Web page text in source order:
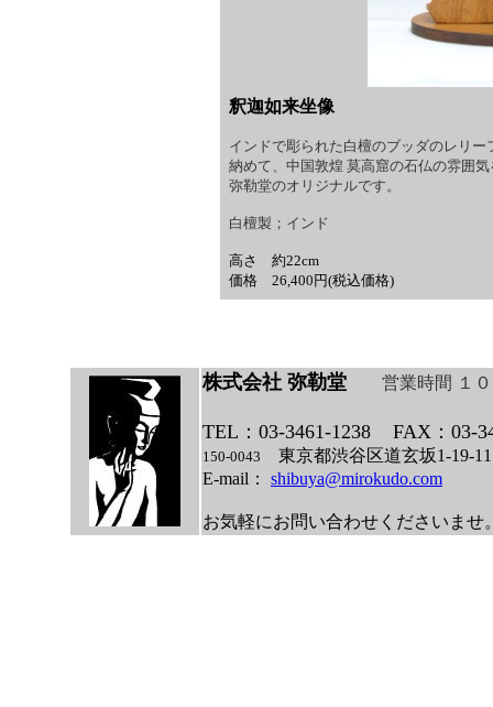
釈迦如来坐像
インドで彫られた白檀のブッダのレリ
納めて、中国敦煌 莫高窟の石仏の雰囲
弥勒堂のオリジナルです。
白檀製；インド
高さ 約22cm
価格 26,400円(税込価格)
株式会社 弥勒堂 営業時間 １
TEL：03-3461-1238 FAX：03-
150-0043
東京都渋谷区道玄坂1-
E-mail： shibuya@mirokudo.com
お気軽にお問い合わせくださいませ